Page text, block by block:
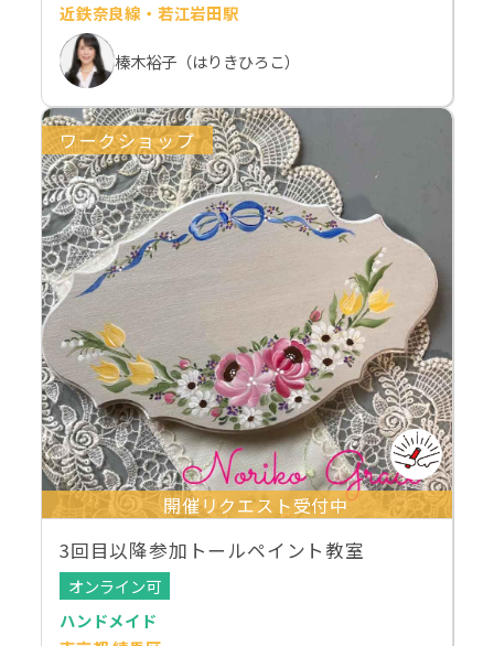
近鉄奈良線・若江岩田駅
榛木裕子（はりきひろこ）
ワークショップ
開催リクエスト受付中
3回目以降参加トールペイント教室
オンライン可
ハンドメイド